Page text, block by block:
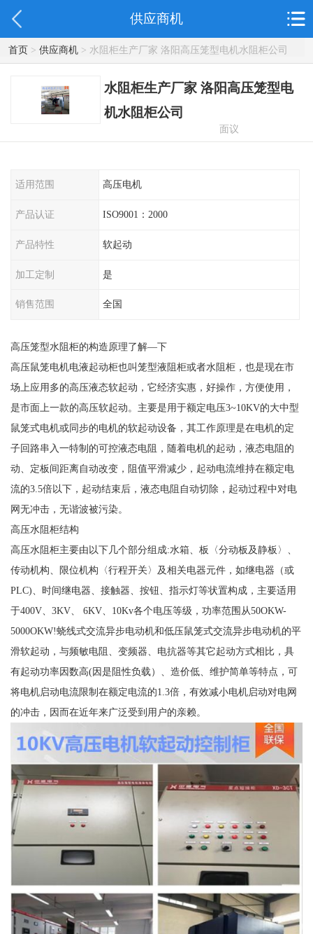
供应商机
首页> 供应商机> 水阻柜生产厂家 洛阳高压笼型电机水阻柜公司
水阻柜生产厂家 洛阳高压笼型电
机水阻柜公司
面议
适用范围 高压电机
产品认证 ISO9001：2000
产品特性 软起动
加工定制 是
销售范围 全国
高压笼型水阻柜的构造原理了解—下
高压鼠笼电机电液起动柜也叫笼型液阻柜或者水阻柜，也是现在市
场上应用多的高压液态软起动，它经济实惠，好操作，方便使用，
是市面上一款的高压软起动。主要是用于额定电压3~10KV的大中型
鼠笼式电机或同步的电机的软起动设备，其工作原理是在电机的定
子回路串入一特制的可控液态电阻，随着电机的起动，液态电阻的
动、定板间距离自动改变，阻值平滑减少，起动电流维持在额定电
流的3.5倍以下，起动结束后，液态电阻自动切除，起动过程中对电
网无冲击，无谐波被污染。
高压水阻柜结构
高压水阻柜主要由以下几个部分组成:水箱、板〈分动板及静板〉、
传动机构、限位机构〈行程开关〉及相关电器元件，如继电器（或
PLC)、时间继电器、接触器、按钮、指示灯等状置构成，主要适用
于400V、3KV、 6KV、10Kv各个电压等级，功率范围从50OKW-
5000OKW!蛲线式交流异步电动机和低压鼠笼式交流异步电动机的平
滑软起动，与频敏电阻、变频器、电抗器等其它起动方式相比，具
有起动功率因数高(因是阻性负载）、造价低、维护简单等特点，可
将电机启动电流限制在额定电流的1.3倍，有效减小电机启动对电网
的冲击，因而在近年来广泛受到用户的亲赖。